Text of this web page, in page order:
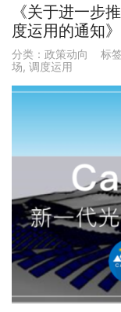
《关于进一步
度运用的通知
分类： 政策动向 标签
场, 调度运用